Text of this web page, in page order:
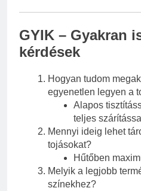
GYIK – Gyakran
kérdések
Hogyan tudom
egyenetlen legyen a
Alapos
teljes
Mennyi ideig lehet
tojásokat?
Hűtőben
Melyik a legjobb
színekhez?